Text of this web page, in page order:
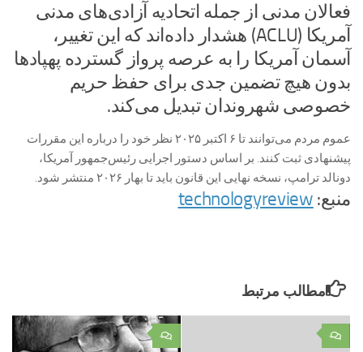
فعالان مدنی از جمله اتحادیه آزادی‌های مدنی
آمریکا (ACLU) هشدار داده‌اند که این تغییر،
آسمان آمریکا را به عرصه پرواز گسترده پهپادها
بدون هیچ تضمین جدی برای حفظ حریم
خصوصی شهروندان تبدیل می‌کند.
عموم مردم می‌توانند تا ۶ اکتبر ۲۰۲۵ نظر خود را درباره این مقررات
پیشنهادی ثبت کنند. بر اساس دستور اجرایی رئیس‌جمهور آمریکا،
دونالد ترامپ، نسخه نهایی این قانون باید تا بهار ۲۰۲۶ منتشر شود.
منبع: technologyreview
مطالب مرتبط
۰ ۰